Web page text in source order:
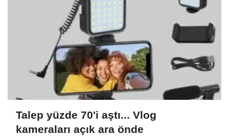
Talep yüzde 70'i aştı... Vlog
kameraları açık ara önde